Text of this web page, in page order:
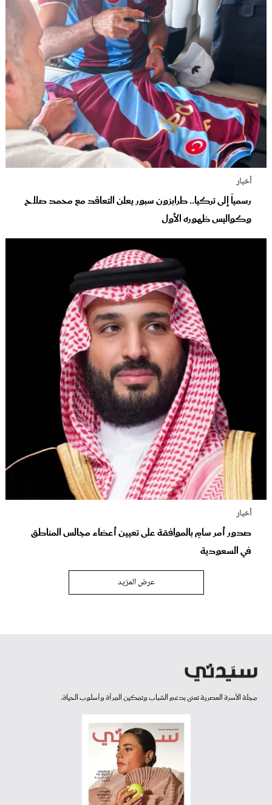
أخبار
رسمياً إلى تركيا.. طرابزون سبور يعلن التعاقد مع محمد صلاح
وكواليس ظهوره الأول
أخبار
صدور أمر سامٍ بالموافقة على تعيين أعضاء مجالس المناطق
في السعودية
عرض المزيد
مجلة الأسرة العصرية تعنى بدعم الشباب وتمكين المرأة وأسلوب الحياة.